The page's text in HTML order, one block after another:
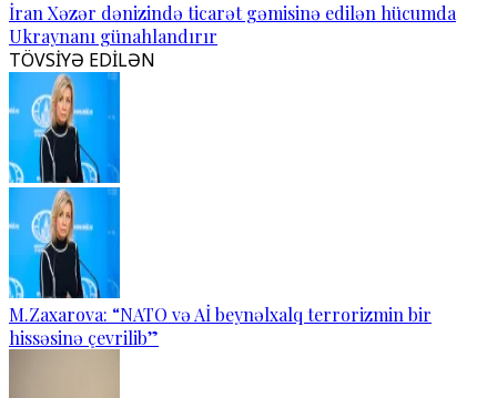
İran Xəzər dənizində ticarət gəmisinə edilən hücumda
Ukraynanı günahlandırır
TÖVSİYƏ EDİLƏN
M.Zaxarova: “NATO və Aİ beynəlxalq terrorizmin bir
hissəsinə çevrilib”